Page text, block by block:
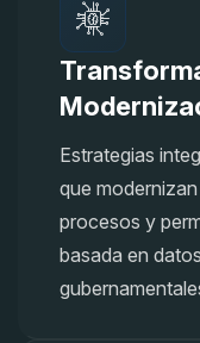
Estrategias
que
procesos y
basada en